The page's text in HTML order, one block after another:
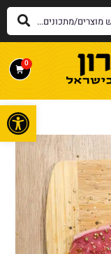
0